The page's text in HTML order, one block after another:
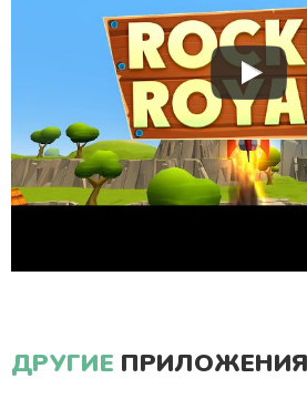
ДРУГИЕ